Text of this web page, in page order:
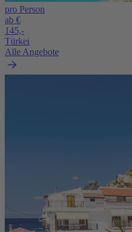
pro Person
ab €
145,-
Türkei
Alle Angebote